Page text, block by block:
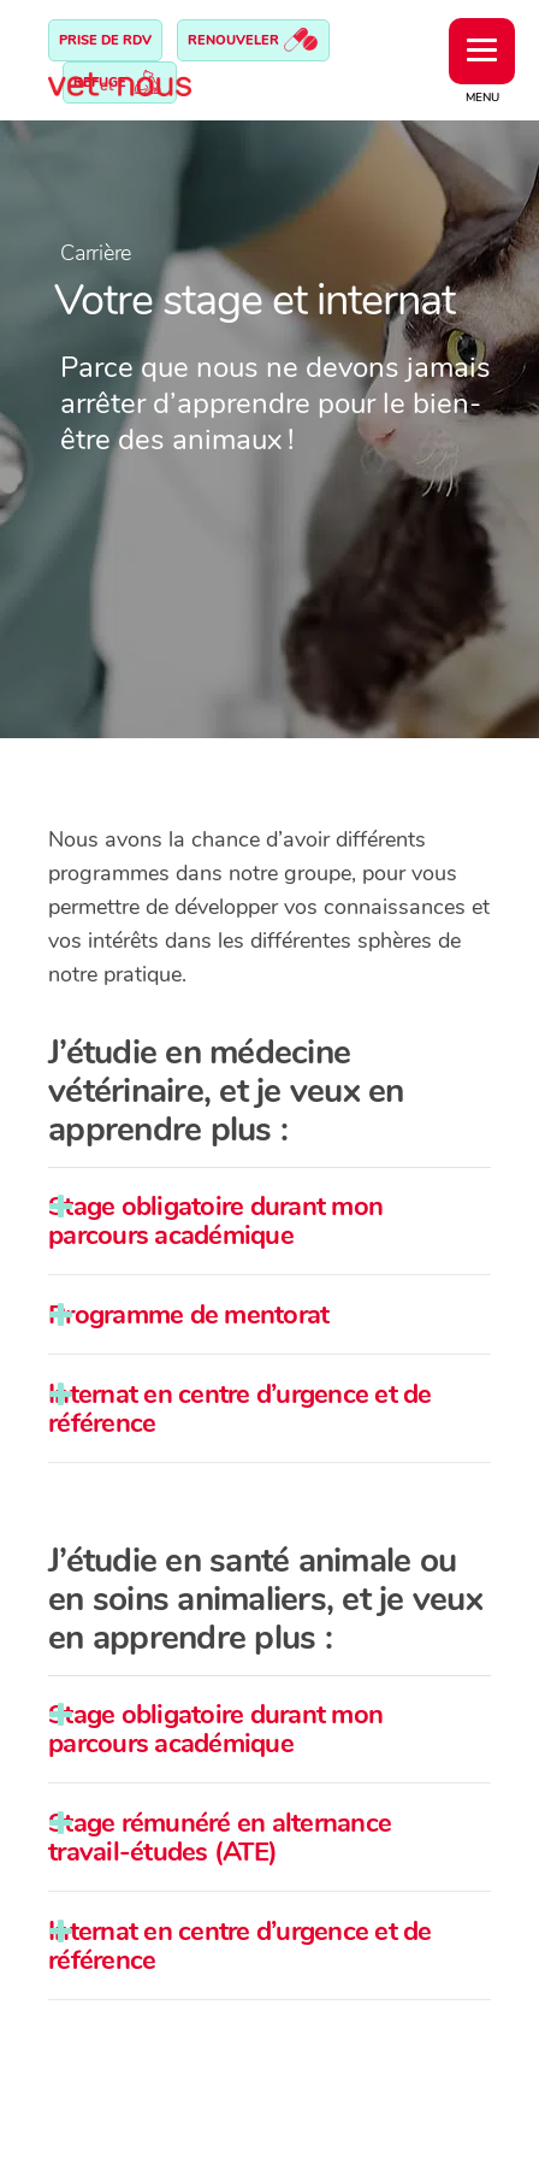
MENU
PRISE DE RDV RENOUVELER
REFUGE
Carrière
Votre stage et internat
Parce que nous ne devons jamais
arrêter d’apprendre pour le bien-
être des animaux !
Nous avons la chance d’avoir différents
programmes dans notre groupe, pour vous
permettre de développer vos connaissances et
vos intérêts dans les différentes sphères de
notre pratique.
J’étudie en médecine
vétérinaire, et je veux en
apprendre plus :
Stage obligatoire durant mon
parcours académique
Programme de mentorat
e
Internat en centre d’urgence et de
référence
Laval
J’étudie en santé animale ou
en soins animaliers, et je veux
en apprendre plus :
Stage obligatoire durant mon
parcours académique
Stage rémunéré en alternance
travail-études (ATE)
Internat en centre d’urgence et de
référence